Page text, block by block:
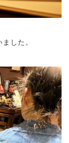
した。